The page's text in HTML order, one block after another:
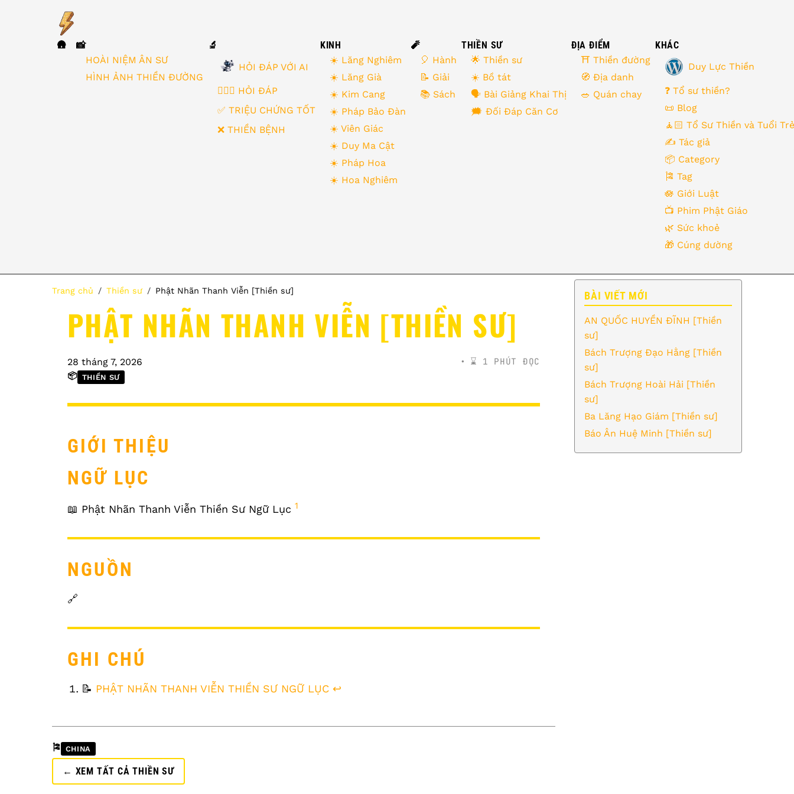
🛖
📸
HOÀI NIỆM ÂN SƯ
HÌNH ẢNH THIỀN ĐƯỜNG
🔬
HỎI ĐÁP VỚI AI
🙋🏻‍♂️ HỎI ĐÁP
✅ TRIỆU CHỨNG TỐT
❌ THIỀN BỆNH
KINH
☀️ Lăng Nghiêm
☀️ Lăng Già
☀️ Kim Cang
☀️ Pháp Bảo Đàn
☀️ Viên Giác
☀️ Duy Ma Cật
☀️ Pháp Hoa
☀️ Hoa Nghiêm
🧨
🎈 Hành
📝 Giải
📚 Sách
THIỀN SƯ
🌟 Thiền sư
☀️ Bồ tát
🗣 Bài Giảng Khai Thị
🗯 Đối Đáp Căn Cơ
ĐỊA ĐIỂM
⛩ Thiền đường
🧭 Địa danh
🥗 Quán chay
KHÁC
Duy Lực Thiền
❓ Tổ sư thiền?
📜 Blog
🧘🏻 Tổ Sư Thiền và Tuổi Trẻ
✍️ Tác giả
📦 Category
🎏 Tag
🪷 Giới Luật
📺 Phim Phật Giáo
🌿️ Sức khoẻ
🎁️ Cúng dường
Trang chủ Thiền sư Phật Nhãn Thanh Viễn [Thiền sư]
PHẬT NHÃN THANH VIỄN [THIỀN SƯ]
28 tháng 7, 2026 ⌛️ 1 PHÚT ĐỌC
📦 THIỀN SƯ
GIỚI THIỆU
NGỮ LỤC
📖 Phật Nhãn Thanh Viễn Thiền Sư Ngữ Lục 1
NGUỒN
🔗
GHI CHÚ
FOOTNOTES
📝 PHẬT NHÃN THANH VIỄN THIỀN SƯ NGỮ LỤC ↩
🎏 CHINA
← XEM TẤT CẢ THIỀN SƯ
BÀI VIẾT MỚI
AN QUỐC HUYỀN ĐĨNH [Thiền
sư]
Bách Trượng Đạo Hằng [Thiền
sư]
Bách Trượng Hoài Hải [Thiền
sư]
Ba Lăng Hạo Giám [Thiền sư]
Báo Ân Huệ Minh [Thiền sư]